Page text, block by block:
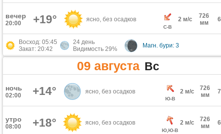
вечер
20:00 +19° ясно, без осадков
С-В
2 м/с
726
мм
Восход: 05:45
Закат: 20:42
24 день
Видимость 29%
Магн. бури: 3
09 августа Вс
ночь
02:00 +14° ясно, без осадков
Ю-В
2 м/с
726
мм
утро
08:00 +18° ясно, без осадков
Ю,Ю-В
2 м/с
726
мм